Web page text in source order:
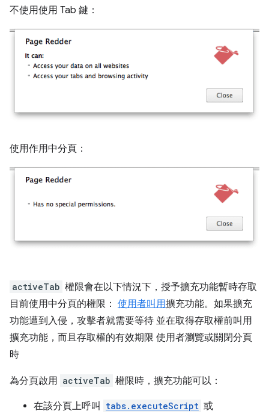
不使用使用 Tab 鍵：
使用作用中分頁：
activeTab 權限會在以下情況下，授予擴充功能暫時存取
目前使用中分頁的權限： 使用者叫用擴充功能。如果擴充
功能遭到入侵，攻擊者就需要等待 並在取得存取權前叫用
擴充功能，而且存取權的有效期限 使用者瀏覽或關閉分頁
時
為分頁啟用 activeTab 權限時，擴充功能可以：
在該分頁上呼叫 tabs.executeScript 或